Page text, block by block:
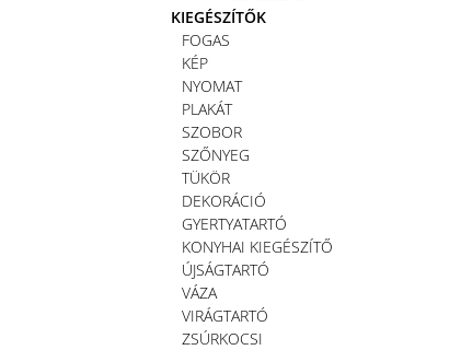
KIEGÉSZÍTŐK
FOGAS
KÉP
NYOMAT
PLAKÁT
SZOBOR
SZŐNYEG
TÜKÖR
DEKORÁCIÓ
GYERTYATARTÓ
KONYHAI KIEGÉSZÍTŐ
ÚJSÁGTARTÓ
VÁZA
VIRÁGTARTÓ
ZSÚRKOCSI